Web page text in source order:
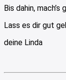
Bis dahin, mach’s
Lass es dir gut
deine Linda